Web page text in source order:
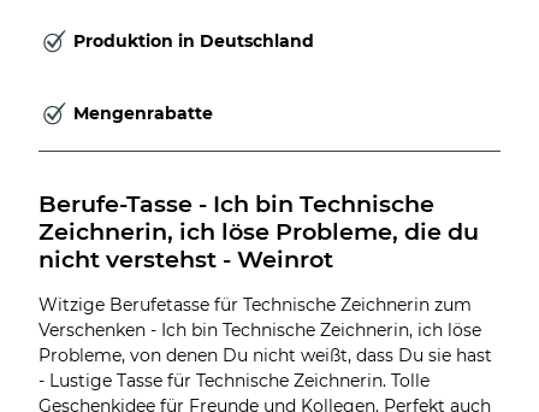
Produktion in Deutschland
Mengenrabatte
Berufe-Tasse - Ich bin Technische
Zeichnerin, ich löse Probleme, die du
nicht verstehst - Weinrot
Witzige Berufetasse für Technische Zeichnerin zum
Verschenken - Ich bin Technische Zeichnerin, ich löse
Probleme, von denen Du nicht weißt, dass Du sie hast
- Lustige Tasse für Technische Zeichnerin. Tolle
Geschenkidee für Freunde und Kollegen. Perfekt auch